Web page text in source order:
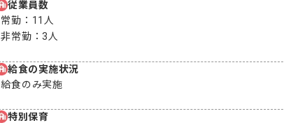
従業員数
常勤： 11人
非常勤：3人
給食の実施状況
給食のみ実施
特別保育